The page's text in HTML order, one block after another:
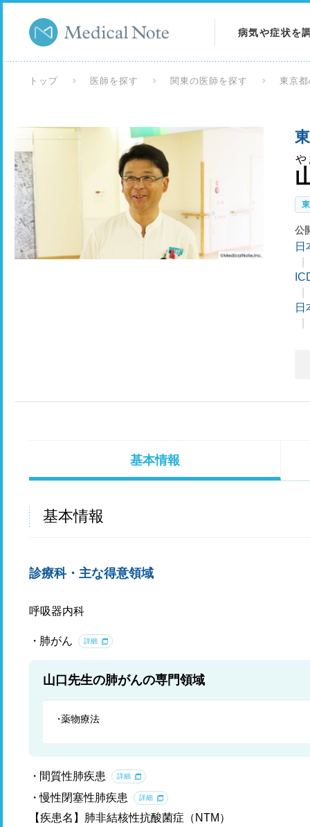
病気や症状を
検査を調べる
トップ 医師を探す 関東の医師を探す 東京
や
公
日
日
基本情報
基本情報
診療科・主な得意領域
呼吸器内科
肺がん 詳細
山口先生の肺がんの専門領域
薬物療法
間質性肺疾患 詳細
慢性閉塞性肺疾患 詳細
【疾患名】肺非結核性抗酸菌症（NTM）